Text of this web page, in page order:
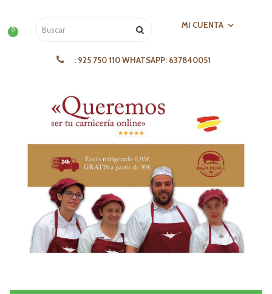
0 MI CUENTA
: 925 750 110 WHATSAPP: 637840051